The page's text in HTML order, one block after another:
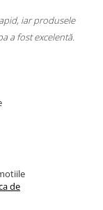
iar produsele
a fost excelentă.
de